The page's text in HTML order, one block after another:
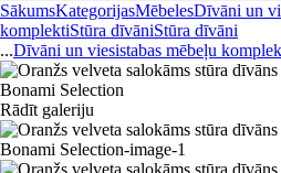
SākumsKategorijasMēbelesDīvāni un
komplektiStūra dīvāniStūra dīvāni
...Dīvāni un viesistabas mēbeļu
Rādīt galeriju